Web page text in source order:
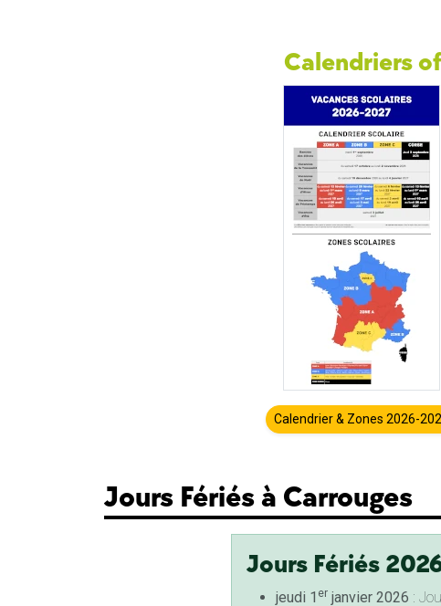
Calendriers
Calendrier & Zones 2026-
Jours Fériés à Carrouges
Jours Fériés
jeudi 1 erjanvier 2026 :